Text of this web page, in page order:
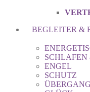
BEGLEITER &
SCHLAFEN
ENGEL
SCHUTZ